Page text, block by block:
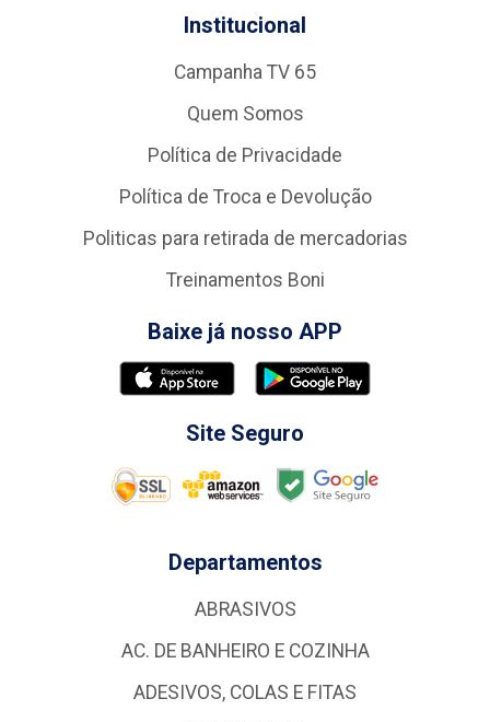
Institucional
Campanha TV 65
Quem Somos
Política de Privacidade
Política de Troca e Devolução
Politicas para retirada de mercadorias
Treinamentos Boni
Baixe já nosso APP
Site Seguro
Departamentos
ABRASIVOS
AC. DE BANHEIRO E COZINHA
ADESIVOS, COLAS E FITAS